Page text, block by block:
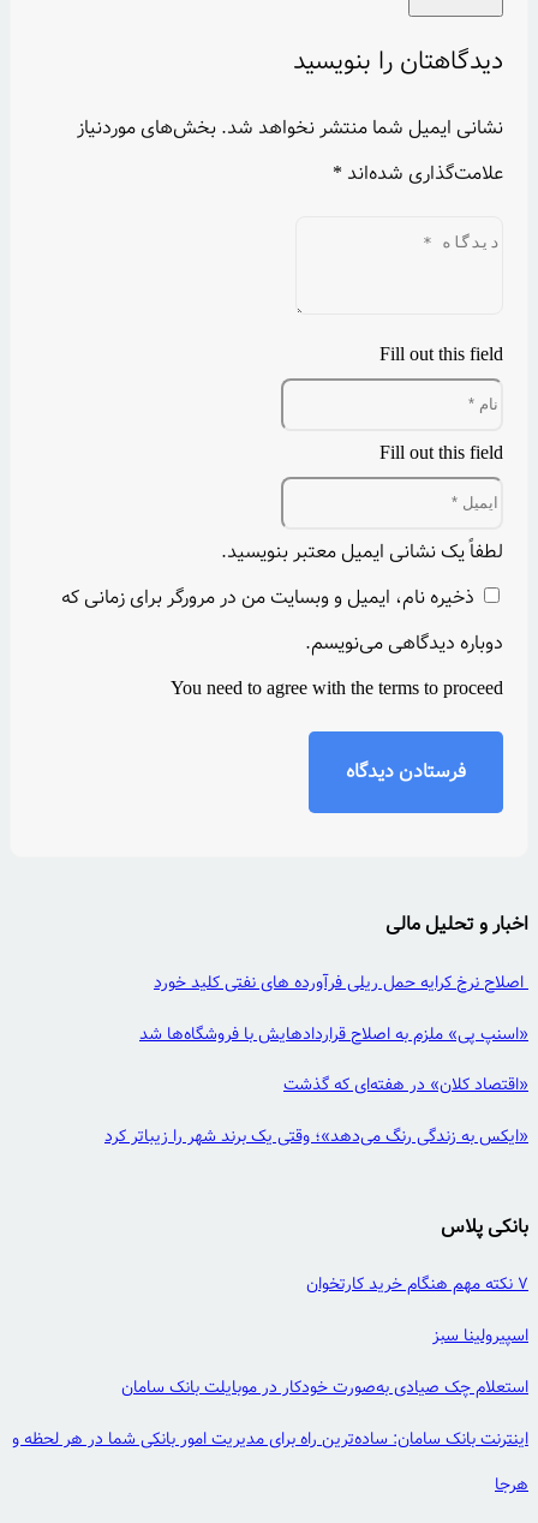
دیدگاهتان را بنویسید
نشانی ایمیل شما منتشر نخواهد شد. بخش‌های موردنیاز
علامت‌گذاری شده‌اند *
Fill out this field
Fill out this field
لطفاً یک نشانی ایمیل معتبر بنویسید.
ذخیره نام، ایمیل و وبسایت من در مرورگر برای زمانی که
دوباره دیدگاهی می‌نویسم.
You need to agree with the terms to proceed
فرستادن دیدگاه
اخبار و تحلیل مالی
اصلاح نرخ کرایه حمل ریلی فرآورده های نفتی کلید خورد
«اسنپ پی» ملزم به اصلاح قراردادهایش با فروشگاه‌ها شد
«اقتصاد کلان» در هفته‌ای که گذشت
«ایکس به زندگی رنگ می‌دهد»؛ وقتی یک برند شهر را زیباتر کرد
بانکی پلاس
7 نکته مهم هنگام خرید کارتخوان
اسپیرولینا سبز
استعلام چک صیادی به‌صورت خودکار در موبایلت بانک سامان
اینترنت بانک سامان: ساده‌ترین راه برای مدیریت امور بانکی شما در هر لحظه و
هرجا